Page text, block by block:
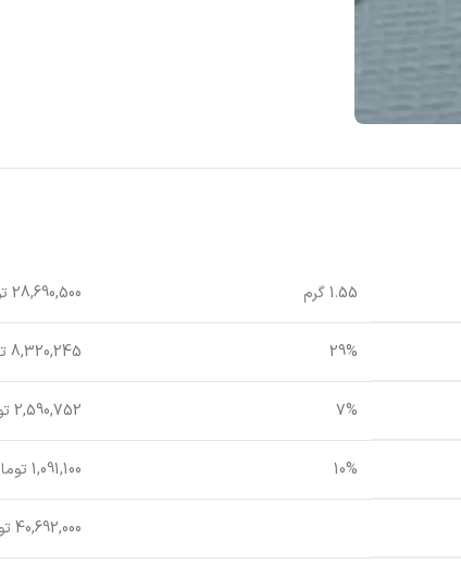
1.55 گرم 28,690,500 تومان
29% 8,320,245 تومان
7% 2,590,752 تومان
10% 1,091,100 تومان
40,692,000 تومان